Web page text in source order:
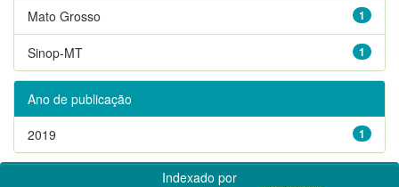
1
Mato Grosso
1
Sinop-MT
Ano de publicação
1
2019
Indexado por